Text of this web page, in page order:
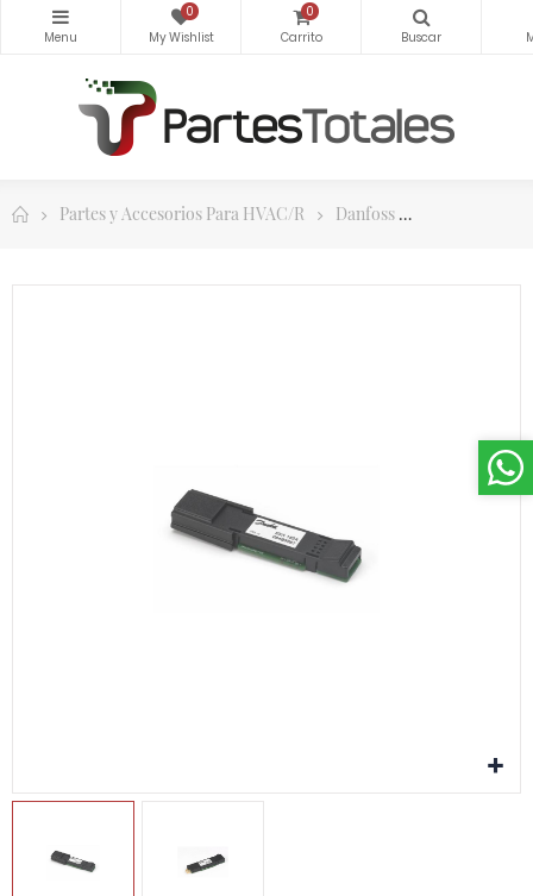
0 0
Partes y Accesorios Para HVAC/R Danfoss